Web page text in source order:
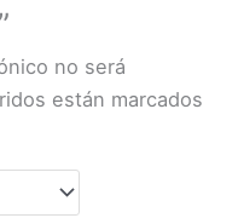
no será
están marcados